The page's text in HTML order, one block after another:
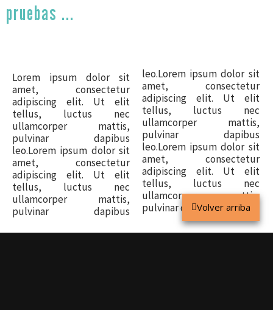
pruebas ...
Lorem ipsum dolor sit
amet, consectetur
adipiscing elit. Ut elit
tellus, luctus nec
ullamcorper mattis,
pulvinar dapibus
leo.Lorem ipsum dolor sit
amet, consectetur
adipiscing elit. Ut elit
tellus, luctus nec
ullamcorper mattis,
pulvinar dapibus
leo.Lorem ipsum dolor sit
amet, consectetur
adipiscing elit. Ut elit
tellus, luctus nec
ullamcorper mattis,
pulvinar dapibus
leo.Lorem ipsum dolor sit
amet, consectetur
adipiscing elit. Ut elit
tellus, luctus nec
ullamcorper mattis,
pulvinar dapibus leo.
Volver arriba